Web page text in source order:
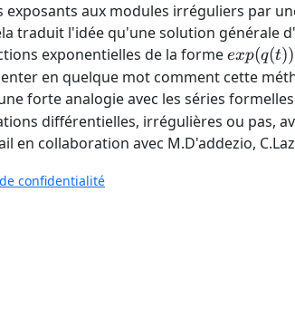
aux modules irréguliers par
traduit l'idée qu'une solution générale
exponentielles de la formeexp(q(t))
exp(q(t))
en quelque mot comment cette
forte analogie avec les séries
différentielles, irrégulières ou pas,
en collaboration avec M.D'addezio,
confidentialité